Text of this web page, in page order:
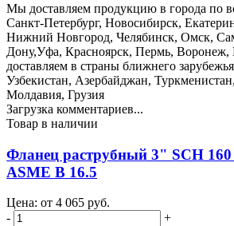
Мы доставляем продукцию в города по
Санкт-Петербург, Новосибирск,
Нижний Новгород, Челябинск, Омск,
Дону,Уфа, Красноярск, Пермь, Воронеж,
доставляем в страны ближнего
Узбекистан, Азербайджан,
Молдавия, Грузия
Загрузка комментариев...
Товар в наличии
Фланец раструбный 3" SCH
ASME B 16.5
Цена: от 4 065 руб.
-
+